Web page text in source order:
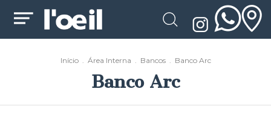
Início . Área Interna . Bancos . Banco Arc
Banco Arc